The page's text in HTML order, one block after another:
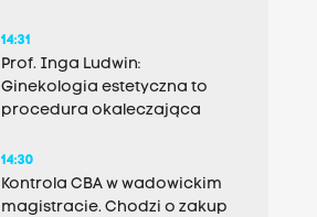
14:31
Prof. Inga Ludwin:
Ginekologia estetyczna to
procedura okaleczająca
14:30
Kontrola CBA w wadowickim
magistracie. Chodzi o zakup